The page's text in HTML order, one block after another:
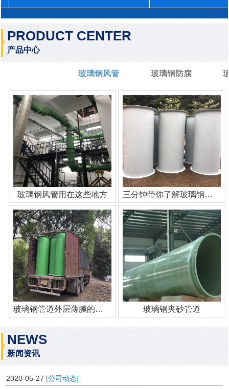
PRODUCT CENTER
产品中心
玻璃钢风管 玻璃钢防腐
玻璃钢风管用在这些地方 三分钟带你了解玻璃钢管道
玻璃钢管道外层薄膜的作用 玻璃钢夹砂管道
NEWS
新闻资讯
2020-05-27 [公司动态]